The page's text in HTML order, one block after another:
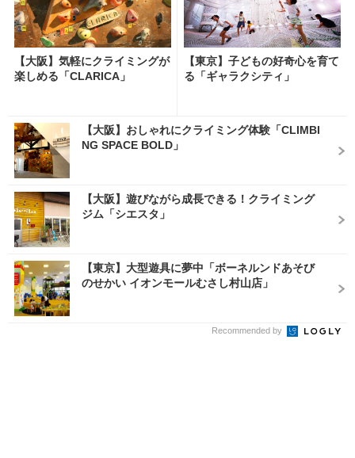
【大阪】気軽にクライミングが
楽しめる「CLARICA」
【東京】子どもの好奇心を育て
る「ギャラクシティ」
【大阪】おしゃれにクライミング体験「CLIMBI
NG SPACE BOLD」
【大阪】遊びながら成長できる！クライミング
ジム「シエスタ」
【東京】大型遊具に夢中「ボーネルンドあそび
のせかい イオンモールむさし村山店」
Recommended by